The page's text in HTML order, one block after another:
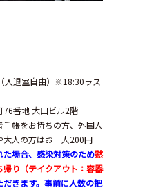
入退室自由）※18:30ラス
76番地 大口ビル2階
帳をお持ちの方、外国人
大人の方はお一人200円
場合、感染対策のため黙
り（テイクアウト：容器
だきます。事前に人数の把